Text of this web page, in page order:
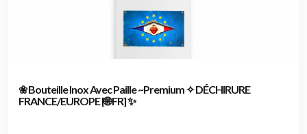
❀ Bouteille Inox Avec Paille ~Premium ✧ DÉCHIRURE
FRANCE/EUROPE [🌐 FR] ✨